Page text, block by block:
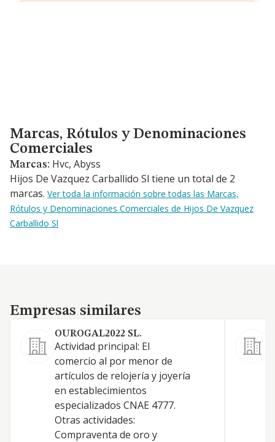
Marcas, Rótulos y Denominaciones Comerciales
Marcas, Rótulos y Denominaciones
Comerciales
Marcas: Hvc, Abyss
Hijos De Vazquez Carballido Sl tiene un total de 2
marcas. Ver toda la información sobre todas las Marcas,
Rótulos y Denominaciones Comerciales de Hijos De Vazquez
Carballido Sl
Empresas similares
Empresas similares
OUROGAL2022 SL.
Actividad principal: El
comercio al por menor de
artículos de relojería y joyería
en establecimientos
especializados CNAE 4777.
Otras actividades:
Compraventa de oro y